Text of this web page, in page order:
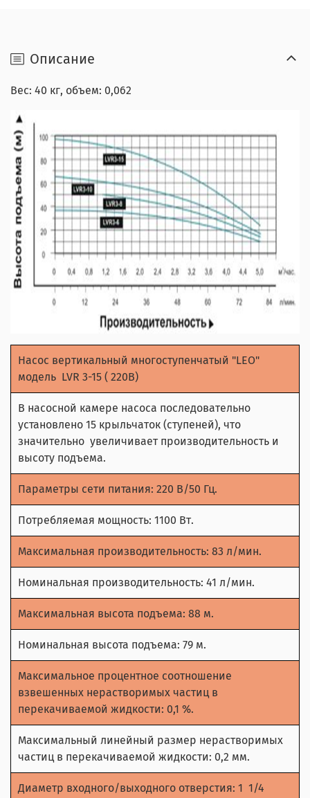
Описание
Вес: 40 кг, объем: 0,062
Насос вертикальный многоступенчатый "LEO"
модель LVR 3-15 ( 220В)
В насосной камере насоса последовательно
установлено 15 крыльчаток (ступеней), что
значительно увеличивает производительность и
высоту подъема.
Параметры сети питания: 220 В/50 Гц.
Потребляемая мощность: 1100 Вт.
Максимальная производительность: 83 л/мин.
Номинальная производительность: 41 л/мин.
Максимальная высота подъема: 88 м.
Номинальная высота подъема: 79 м.
Максимальное процентное соотношение
взвешенных нерастворимых частиц в
перекачиваемой жидкости: 0,1 %.
Максимальный линейный размер нерастворимых
частиц в перекачиваемой жидкости: 0,2 мм.
Диаметр входного/выходного отверстия: 1 1/4